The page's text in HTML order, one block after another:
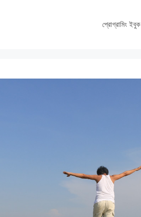
প্রোগ্রামিং ইবুক